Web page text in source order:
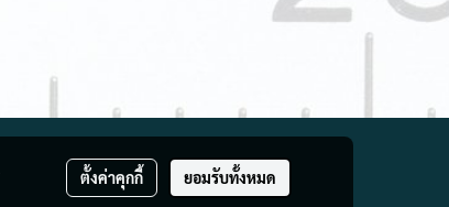
ตั้งค่าคุกกี้ ยอมรับทั้งหมด